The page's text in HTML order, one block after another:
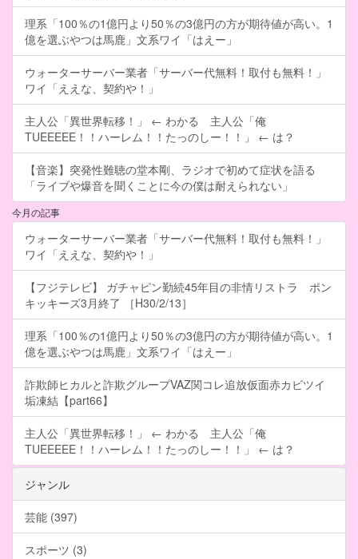
理系「100％の1億円より50％の3億円の方が期待値が高い。1
億を選ぶやつは馬鹿」文系ワイ「はえー」
ウォーターサーバー業者「サーバー代無料！取付も無料！」
ワイ「ええな、契約や！」
主人公「異世界転移！」 ← わかる 主人公「俺
TUEEEEE！！ハーレム！！たっのしー！！」 ← は？
【音楽】突発性難聴の堂本剛、ラジオで初めて症状を語る
「ライブや爆音を聞くことに今の僕は耐えられない」
今月の記事
ウォーターサーバー業者「サーバー代無料！取付も無料！」
ワイ「ええな、契約や！」
【フジテレビ】 ガチャピン勤続45年目の非情リストラ ポン
キッキーズ3月終了 ［H30/2/13］
理系「100％の1億円より50％の3億円の方が期待値が高い。1
億を選ぶやつは馬鹿」文系ワイ「はえー」
詐欺師ヒカルと詐欺グループVAZ関コレ追放仮面赤カビツイ
垢凍結【part66】
主人公「異世界転移！」 ← わかる 主人公「俺
TUEEEEE！！ハーレム！！たっのしー！！」 ← は？
ジャンル
芸能 (397)
スポーツ (3)